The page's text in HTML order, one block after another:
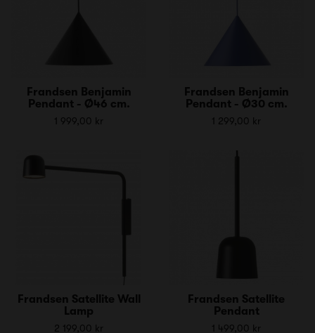
Frandsen Benjamin
Pendant - Ø46 cm.
1 999,00 kr
Frandsen Benjamin
Pendant - Ø30 cm.
1 299,00 kr
Frandsen Satellite Wall
Lamp
2 199,00 kr
Frandsen Satellite
Pendant
1 499,00 kr